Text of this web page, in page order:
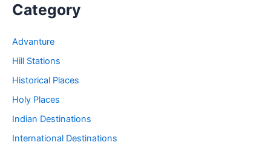
Category
Advanture
Hill Stations
Historical Places
Holy Places
Indian Destinations
International Destinations